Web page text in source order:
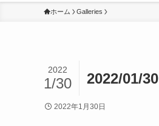
ホーム Galleries
2022/01/30
2022
1/30
2022年1月30日